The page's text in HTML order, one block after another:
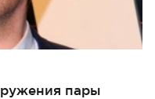
пары